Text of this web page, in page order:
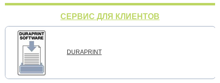
СЕРВИС ДЛЯ КЛИЕНТОВ
DURAPRINT